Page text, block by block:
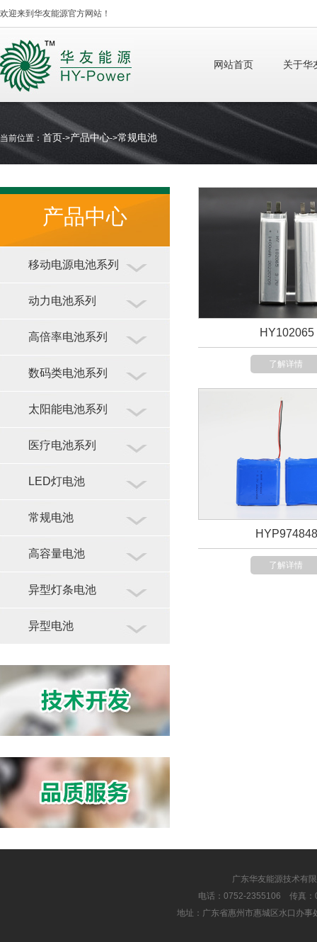
欢迎来到华友能源官方网站！
网站首页 关于华
当前位置： 首页->产品中心->常规电池
产品中心
移动电源电池系列
动力电池系列
高倍率电池系列
数码类电池系列
太阳能电池系列
医疗电池系列
LED灯电池
常规电池
高容量电池
异型灯条电池
异型电池
HY102065
了解详情
HYP974848
了解详情
广东华友能源技术有
电话：0752-2355106 传真
地址：广东省惠州市惠城区水口办